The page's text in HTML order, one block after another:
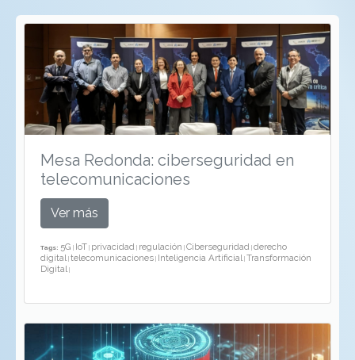
Mesa Redonda: ciberseguridad en
telecomunicaciones
Ver más
Tags: 5G | IoT | privacidad | regulación | Ciberseguridad | derecho
digital | telecomunicaciones | Inteligencia Artificial | Transformación
Digital |